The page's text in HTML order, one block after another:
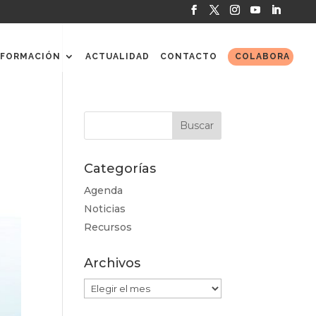
FORMACIÓN ACTUALIDAD CONTACTO COLABORA
Categorías
Agenda
Noticias
Recursos
Archivos
Archivos